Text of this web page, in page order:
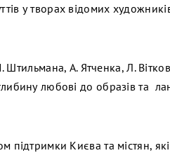
у творах відомих
Штильмана, А. Ятченка, Л.
любові до образів та
підтримки Києва та містян,